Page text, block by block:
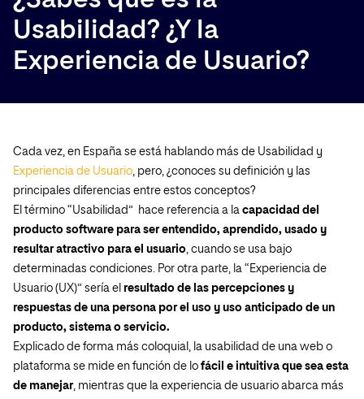
Usabilidad? ¿Y la
Experiencia de Usuario?
Cada vez, en España se está hablando más de Usabilidad y
Experiencia de Usuario, pero, ¿conoces su definición y las
principales diferencias entre estos conceptos?
El término “Usabilidad” hace referencia a la capacidad del
producto software para ser entendido, aprendido, usado y
resultar atractivo para el usuario, cuando se usa bajo
determinadas condiciones. Por otra parte, la “Experiencia de
Usuario (UX)” sería el resultado de las percepciones y
respuestas de una persona por el uso y uso anticipado de un
producto, sistema o servicio.
Explicado de forma más coloquial, la usabilidad de una web o
plataforma se mide en función de lo fácil e intuitiva que sea esta
de manejar, mientras que la experiencia de usuario abarca más